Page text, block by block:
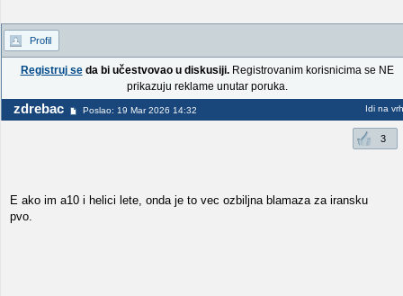
Profil
Registruj seda bi učestvovao u diskusiji.Registrovanim korisnicima se NE
prikazuju reklame unutar poruka.
zdrebac Poslao: 19 Mar 2026 14:32 Idi na vrh
3
E ako im a10 i helici lete, onda je to vec ozbiljna blamaza za iransku
pvo.